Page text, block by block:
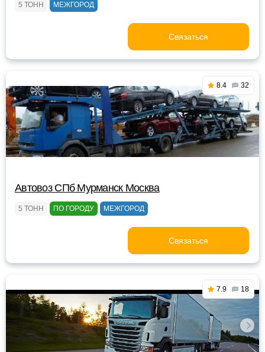
5 ТОНН МЕЖГОРОД
Связаться
8.4 32
Автовоз СПб Мурманск Москва
5 ТОНН ПО ГОРОДУ МЕЖГОРОД
Связаться
7.9 18